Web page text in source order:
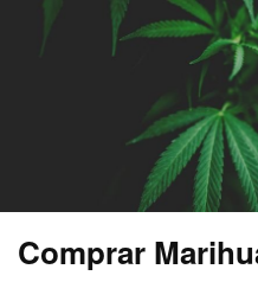
Comprar